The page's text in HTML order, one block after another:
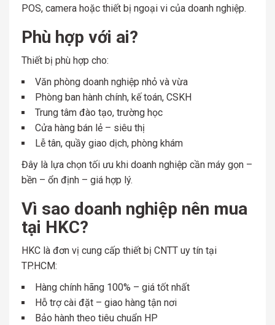
POS, camera hoặc thiết bị ngoại vi của doanh nghiệp.
Phù hợp với ai?
Thiết bị phù hợp cho:
Văn phòng doanh nghiệp nhỏ và vừa
Phòng ban hành chính, kế toán, CSKH
Trung tâm đào tạo, trường học
Cửa hàng bán lẻ – siêu thị
Lễ tân, quầy giao dịch, phòng khám
Đây là lựa chọn tối ưu khi doanh nghiệp cần máy gọn –
bền – ổn định – giá hợp lý.
Vì sao doanh nghiệp nên mua
tại HKC?
HKC là đơn vị cung cấp thiết bị CNTT uy tín tại
TP.HCM:
Hàng chính hãng 100% – giá tốt nhất
Hỗ trợ cài đặt – giao hàng tận nơi
Bảo hành theo tiêu chuẩn HP